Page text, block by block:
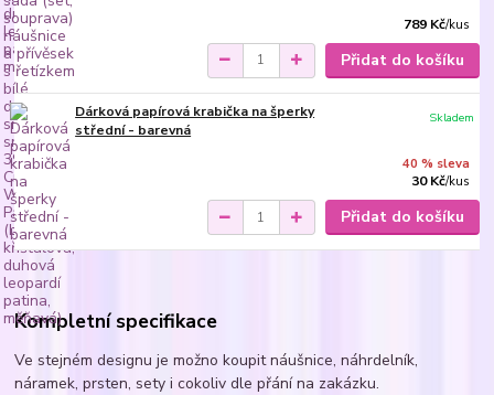
789 Kč/kus
Přidat do košíku
Dárková papírová krabička na šperky
střední - barevná
40 % sleva
30 Kč/kus
Skladem
Přidat do košíku
Kompletní specifikace
Ve stejném designu je možno koupit náušnice, náhrdelník,
náramek, prsten, sety i cokoliv dle přání na zakázku.